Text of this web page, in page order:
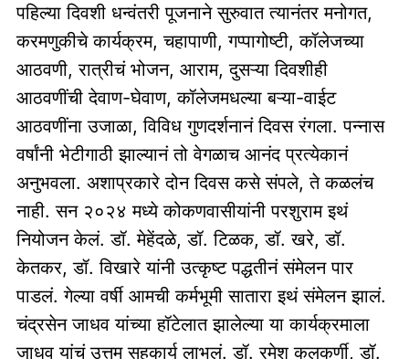
पहिल्या दिवशी धन्वंतरी पूजनाने सुरुवात त्यानंतर मनोगत,
करमणुकीचे कार्यक्रम, चहापाणी, गप्पागोष्टी, कॉलेजच्या
आठवणी, रात्रीचं भोजन, आराम, दुसऱ्या दिवशीही
आठवणींची देवाण-घेवाण, कॉलेजमधल्या बऱ्या-वाईट
आठवणींना उजाळा, विविध गुणदर्शनानं दिवस रंगला. पन्नास
वर्षांनी भेटीगाठी झाल्यानं तो वेगळाच आनंद प्रत्येकानं
अनुभवला. अशाप्रकारे दोन दिवस कसे संपले, ते कळलंच
नाही. सन २०२४ मध्ये कोकणवासीयांनी परशुराम इथं
नियोजन केलं. डॉ. मेहेंदळे, डॉ. टिळक, डॉ. खरे, डॉ.
केतकर, डॉ. विखारे यांनी उत्कृष्ट पद्धतीनं संमेलन पार
पाडलं. गेल्या वर्षी आमची कर्मभूमी सातारा इथं संमेलन झालं.
चंद्रसेन जाधव यांच्या हॉटेलात झालेल्या या कार्यक्रमाला
जाधव यांचं उत्तम सहकार्य लाभलं. डॉ. रमेश कुलकर्णी, डॉ.